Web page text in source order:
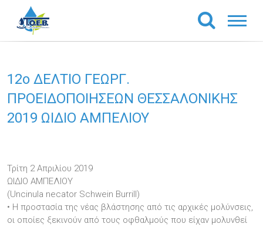
12o ΔΕΛΤΙΟ ΓΕΩΡΓ.
ΠΡΟΕΙΔΟΠΟΙΗΣΕΩΝ ΘΕΣΣΑΛΟΝΙΚΗΣ
2019 ΩΙΔΙΟ ΑΜΠΕΛΙΟΥ
Τρίτη 2 Απριλίου 2019
ΩΙΔΙΟ ΑΜΠΕΛΙΟΥ
(Uncinula necator Schwein Burrill)
• Η προστασία της νέας βλάστησης από τις αρχικές μολύνσεις,
οι οποίες ξεκινούν από τους οφθαλμούς που είχαν μολυνθεί